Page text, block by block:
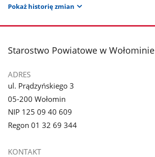
Pokaż historię zmian
stopka
Starostwo Powiatowe w Wołominie
ADRES
ul. Prądzyńskiego 3
05-200 Wołomin
NIP 125 09 40 609
Regon 01 32 69 344
KONTAKT